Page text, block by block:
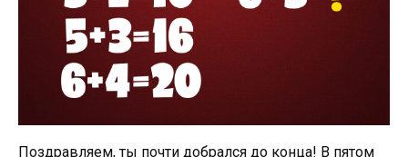
Поздравляем, ты почти добрался до конца! В пятом